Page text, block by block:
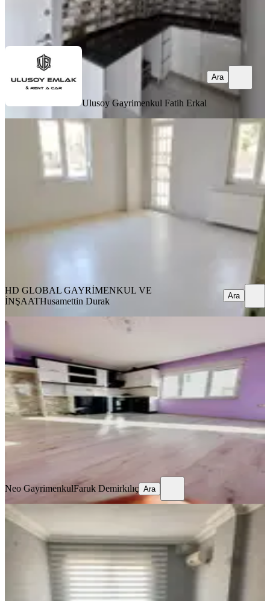
Ulusoy Gayrimenkul Fatih Erkal
Ulusoy Gayrimenkul Fatih Erkal
Ara
MANZARALI
Ahatlı Mh. Ağ.ve Diş Sağ. H.
Yakınında Kiralık Daire 2+1 100 M2.
Kepez, Ahatlı Mahallesi
Yüksek giriş 19.07.2026
21.000 ₺ 25.000 ₺
HD GLOBAL GAYRİMENKUL VE
İNŞAATHusamettin Durak Ara
MANZARALI
Merkez Konumda Genış 4 + 1 Kıralık
Kepez, Ahatlı Mahallesi
4+1·150 m²·2. Kat
30.000 ₺
Neo Gayrimenkul
Neo GayrimenkulFaruk Demirkılıç Ara
MANZARALI
A K Mutludan Ahatlı Diş Hastanesi
Yakını Cadde Üzeri 1+1 Eşyasız
Kepez, Ahatlı Mahallesi
1+1·45 m²·1. Kat 13.07.2026